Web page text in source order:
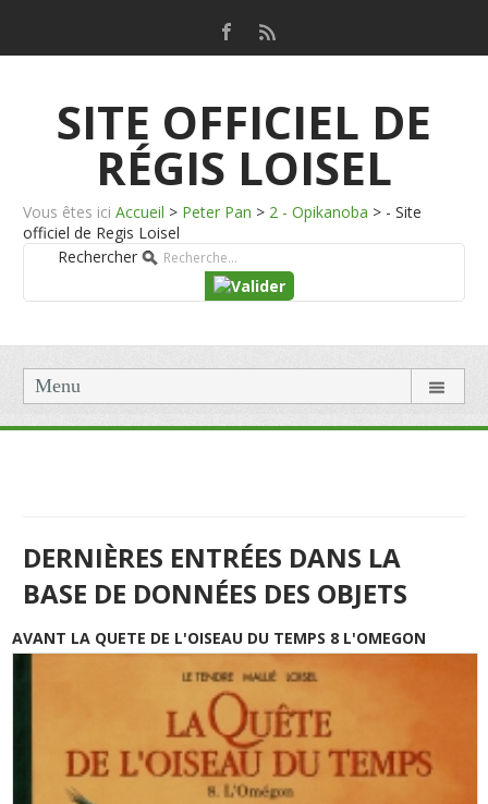
SITE OFFICIEL DE
RÉGIS LOISEL
Vous êtes ici Accueil > Peter Pan > 2 - Opikanoba > - Site
officiel de Regis Loisel
Rechercher
Menu
DERNIÈRES ENTRÉES DANS LA
BASE DE DONNÉES DES OBJETS
AVANT LA QUETE DE L'OISEAU DU TEMPS 8 L'OMEGON